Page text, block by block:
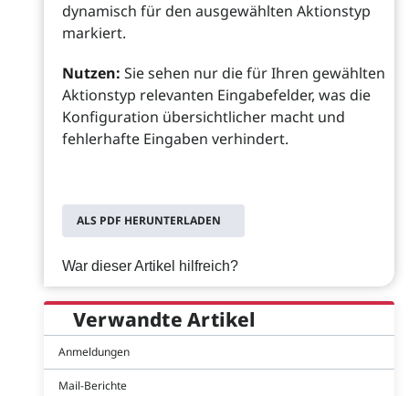
dynamisch für den ausgewählten Aktionstyp
markiert.
Nutzen: Sie sehen nur die für Ihren gewählten
Aktionstyp relevanten Eingabefelder, was die
Konfiguration übersichtlicher macht und
fehlerhafte Eingaben verhindert.
ALS PDF HERUNTERLADEN
War dieser Artikel hilfreich?
Verwandte Artikel
Anmeldungen
Mail-Berichte